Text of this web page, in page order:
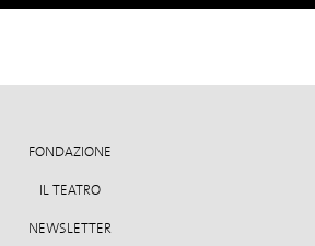
FONDAZIONE
IL TEATRO
NEWSLETTER